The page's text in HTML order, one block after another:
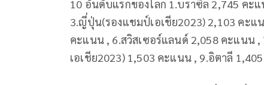
10 อันดับแรกของโลก 1.บราซิล 2,745 คะ
3.ญี่ปุ่น(รองแชมป์เอเชีย2023) 2,103 คะแ
คะแนน , 6.สวิสเซอร์แลนด์ 2,058 คะแนน
เอเชีย2023) 1,503 คะแนน , 9.อิตาลี